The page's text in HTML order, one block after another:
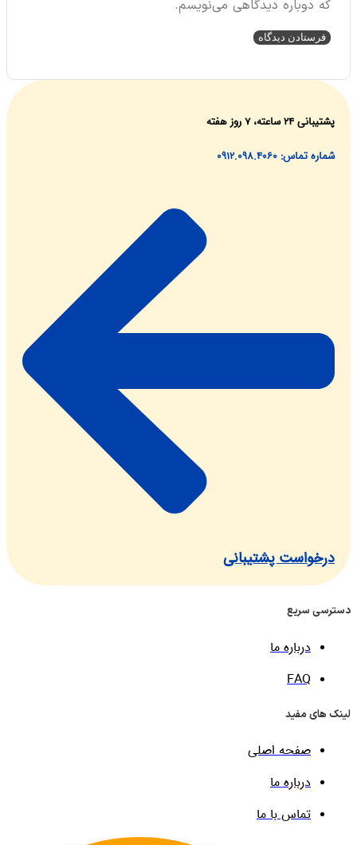
دوباره دیدگاهی می‌نویسم.
۷ روز هفته
0912.098.4060
پشتیبانی
سریع
درباره ما
مفید
صفحه اصلی
درباره ما
تماس با ما